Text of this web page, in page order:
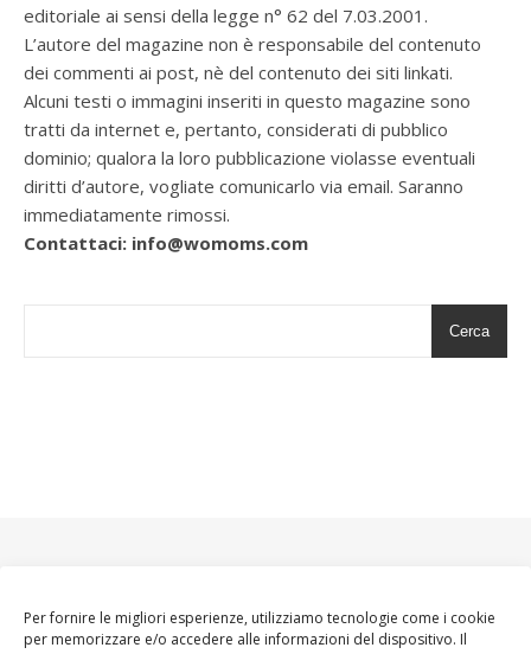
Per fornire le migliori esperienze, utilizziamo tecnologie come i cookie
per memorizzare e/o accedere alle informazioni del dispositivo. Il
editoriale ai sensi della legge n° 62 del 7.03.2001.
L’autore del magazine non è responsabile del contenuto
dei commenti ai post, nè del contenuto dei siti linkati.
Alcuni testi o immagini inseriti in questo magazine sono
tratti da internet e, pertanto, considerati di pubblico
dominio; qualora la loro pubblicazione violasse eventuali
diritti d’autore, vogliate comunicarlo via email. Saranno
immediatamente rimossi.
Contattaci: info@womoms.com
Cerca